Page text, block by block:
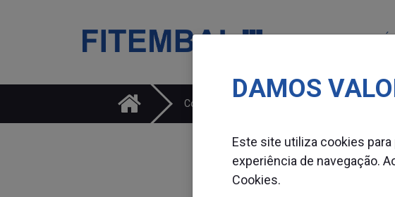
Saltar para o conteï¿½do principal da pï¿½gina
ConsumíveisDAMOS
Este site utiliza cookies
experiência de navegação.
Cookies.